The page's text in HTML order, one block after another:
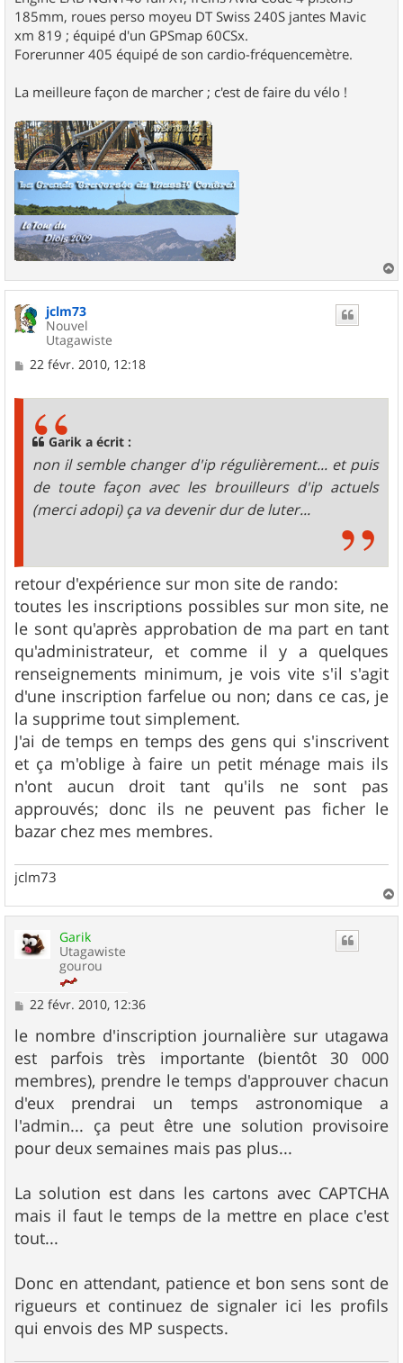
185mm, roues perso moyeu DT Swiss 240S jantes Mavic
xm 819 ; équipé d'un GPSmap 60CSx.
Forerunner 405 équipé de son cardio-fréquencemètre.
La meilleure façon de marcher ; c'est de faire du vélo !
a
u
jclm73
Nouvel
Utagawiste
M
22 févr. 2010, 12:18
Garik a écrit :
non il semble changer d'ip régulièrement... et puis
de toute façon avec les brouilleurs d'ip actuels
(merci adopi) ça va devenir dur de luter...
retour d'expérience sur mon site de rando:
toutes les inscriptions possibles sur mon site, ne
le sont qu'après approbation de ma part en tant
qu'administrateur, et comme il y a quelques
renseignements minimum, je vois vite s'il s'agit
d'une inscription farfelue ou non; dans ce cas, je
la supprime tout simplement.
J'ai de temps en temps des gens qui s'inscrivent
et ça m'oblige à faire un petit ménage mais ils
n'ont aucun droit tant qu'ils ne sont pas
approuvés; donc ils ne peuvent pas ficher le
bazar chez mes membres.
jclm73
a
Garik
Utagawiste
gourou
M
s
s
a
g
e
22 févr. 2010, 12:36
le nombre d'inscription journalière sur utagawa
est parfois très importante (bientôt 30 000
membres), prendre le temps d'approuver chacun
d'eux prendrai un temps astronomique a
l'admin... ça peut être une solution provisoire
pour deux semaines mais pas plus...
La solution est dans les cartons avec CAPTCHA
mais il faut le temps de la mettre en place c'est
tout...
Donc en attendant, patience et bon sens sont de
rigueurs et continuez de signaler ici les profils
qui envois des MP suspects.